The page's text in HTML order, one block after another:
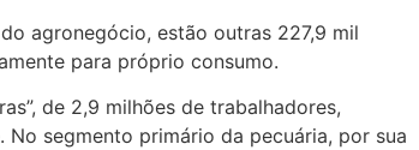
agronegócio, estão outras 227,9 mil
para próprio consumo.
de 2,9 milhões de trabalhadores,
segmento primário da pecuária, por sua